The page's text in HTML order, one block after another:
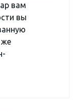
вам
вы
же